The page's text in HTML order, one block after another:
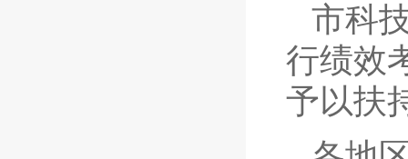
市科
行绩效
予以扶